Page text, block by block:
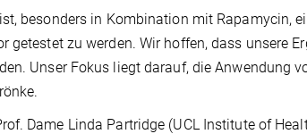
besonders in Kombination mit Rapamycin,
getestet zu werden. Wir hoffen, dass unsere
Unser Fokus liegt darauf, die Anwendung
Dame Linda Partridge (UCL Institute of